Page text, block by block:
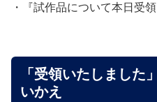
・『試作品について本日受
「受領いたしました
いかえ